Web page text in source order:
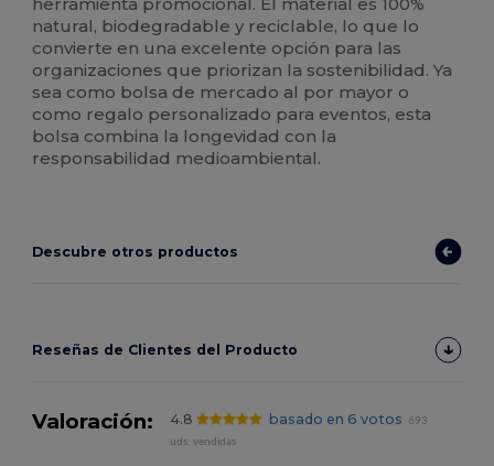
herramienta promocional. El material es 100%
natural, biodegradable y reciclable, lo que lo
convierte en una excelente opción para las
organizaciones que priorizan la sostenibilidad. Ya
sea como bolsa de mercado al por mayor o
como regalo personalizado para eventos, esta
bolsa combina la longevidad con la
responsabilidad medioambiental.
Descubre otros productos
Reseñas de Clientes del Producto
Valoración: 4.8 basado en 6 votos
693
uds. vendidas